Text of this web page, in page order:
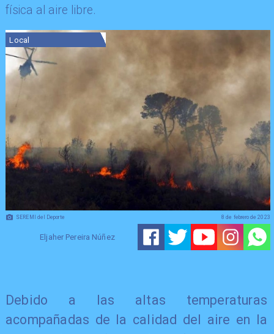
física al aire libre.
SEREMI del Deporte
Local
Eljaher Pereira Núñez
8 de febrero de 2023
Debido a las altas temperaturas
acompañadas de la calidad del aire en la